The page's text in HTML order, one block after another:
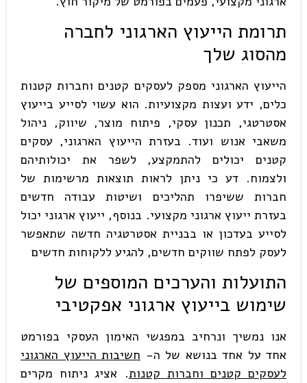
תרומת הייעוץ הארגוני לחברה
מהסוג שלך
הייעוץ הארגוני מספק לעסקים קטנים וחברות קטנות
כלים, ידע ועצות מקצועיות. הוא עשוי לסייע בייעוץ
אסטרטגי, תכנון עסקי, פיתוח מוצר, שיווק, ניהול
משאבי אנוש ועוד. בעזרת הייעוץ הארגוני, עסקים
קטנים יכולים להתמקצע, לשפר את יכולותיהם
ולצמוח. דע כי ניתן לראות תוצאות מרשימות של
חברות ששיפרו תהליכים ושיטות עבודה חדשים
בעזרת ייעוץ ארגוני מקצועי. בנוסף, ייעוץ ארגוני יכול
לסייע בעדכון או בבניית אסטרטגיה חדשה שתאפשר
לעסק לפתח שווקים חדשים, להגיע ללקוחות חדשים
התועלות והערכים המוספים של
שימוש בייעוץ ארגוני אפקטיבי
אנו נמשיך ונרחיב במפגשי האימון העסקי בפורמט
אחד על אחד בנושא של ה- חשיבות הייעוץ הארגוני
לעסקים קטנים וחברות קטנות. אציג ניתוח מקרים